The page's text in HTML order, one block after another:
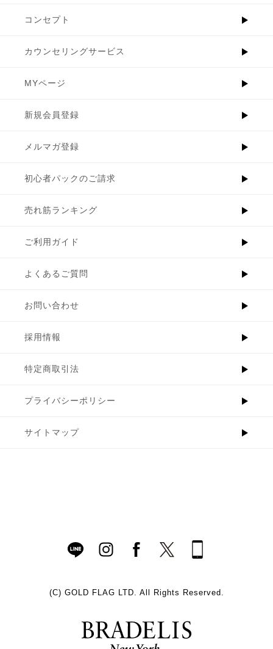
コンセプト
カウンセリングサービス
MYページ
新規会員登録
メルマガ登録
初心者パックのご請求
売れ筋ランキング
ご利用ガイド
よくあるご質問
お問い合わせ
採用情報
特定商取引法
プライバシーポリシー
サイトマップ
(C) GOLD FLAG LTD. All Rights Reserved.